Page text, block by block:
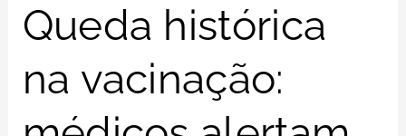
Queda histórica
na vacinação: